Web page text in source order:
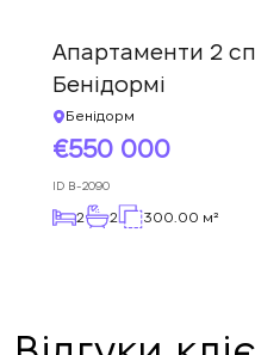
Апартаменти 2
Бенідормі
Бенідорм
550 000
ID B-2090
2 2 300.00 м²